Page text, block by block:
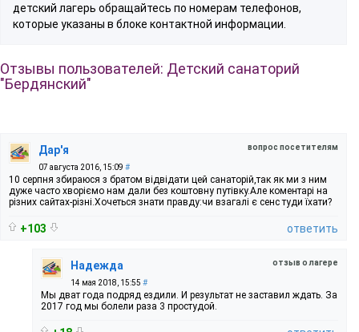
детский лагерь обращайтесь по номерам телефонов,
которые указаны в блоке контактной информации.
Отзывы пользователей: Детский санаторий
"Бердянский"
вопрос посетителям
Дар'я
07 августа 2016, 15:09 #
10 серпня збираюся з братом відвідати цей санаторій,так як ми з ним
дуже часто хворіємо нам дали без коштовну путівку.Але коментарі на
різних сайтах-різні.Хочеться знати правду:чи взагалі є сенс туди їхати?
+103 ответить
отзыв о лагере
Надежда
14 мая 2018, 15:55 #
Мы дват года подряд ездили. И результат не заставил ждать. За
2017 год мы болели раза 3 простудой.